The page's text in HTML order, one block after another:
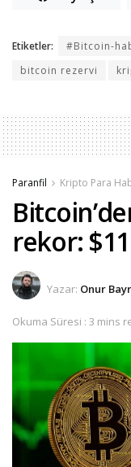
Etiketler: #Bitcoin-
bitcoin rezervi
Paranfil Kripto Para
rekor:
Yazar: Onur
Okuma Süresi : 3 mins